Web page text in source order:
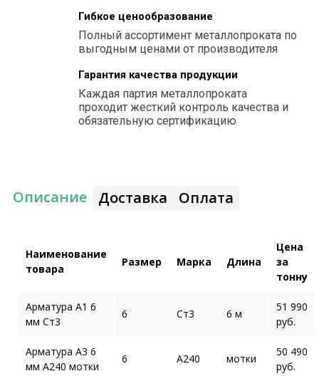
Гибкое ценообразование
Полный ассортимент металлопроката по
выгодным ценами от производителя
Гарантия качества продукции
Каждая партия металлопроката
проходит жесткий контроль качества и
обязательную сертификацию
Описание Доставка Оплата
Наименование
товара
Размер Марка Длина
Цена
за
тонну
Арматура А1 6
мм Ст3
6 Ст3 6 м
51 990
руб.
Арматура А3 6
мм А240 мотки
6 А240 мотки
50 490
руб.